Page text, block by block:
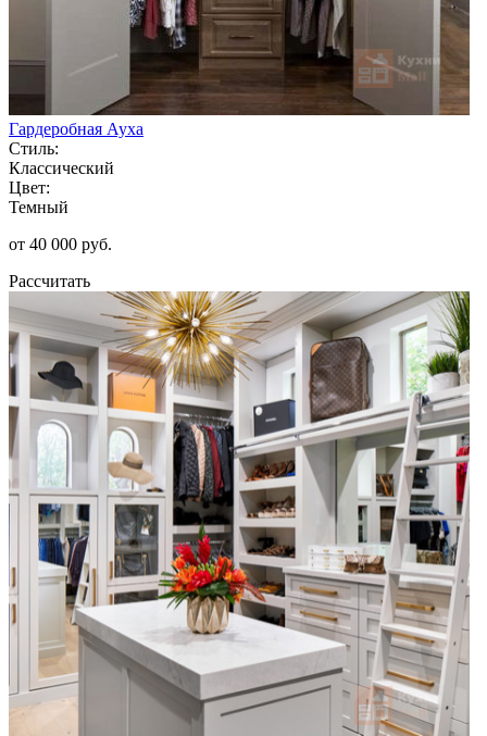
Гардеробная Ауха
Стиль:
Классический
Цвет:
Темный
от 40 000 руб.
Рассчитать